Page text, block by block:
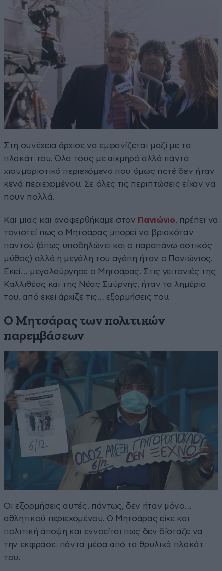
Στη συνέχεια άρχισε να εμφανίζεται μαζί με τα
πλακάτ του. Όλα τους με αιχμηρό αλλά πάντα
χιουμοριστικό περιεχόμενο που όμως ποτέ δεν ήταν
κενά περιεχομένου. Σε όλες τις περιπτώσεις είχαν να
πουν πολλά.
Και μιας και αναφερθήκαμε στον Πανιώνιο, πρέπει να
τονιστεί πως ο Μητσάρας μπορεί να βρισκόταν
παντού (όπως υποδηλώνει και ο παραπάνω αστικός
μύθος) αλλά η μεγάλη του αγάπη ήταν ο Πανιώνιος.
Εκεί… μεγαλούργησε ο Μητσάρας. Στις γειτονιές της
Καλλιθέας και της Νέας Σμύρνης, ήταν τα λημέρια
του, από εκεί άρχιζε τις… εξορμήσεις του.
Ο Μητσάρας των πολιτικών
παρεμβάσεων
Οι εξορμήσεις αυτές, πάντως, δεν ήταν μόνο…
αθλητικού περιεχομένου. Ο Μητσάρας είχε και
πολιτική άποψη και εννοείται πως δεν δίσταζε να
την εκφράσει πάντα μέσα από τα θρυλικά πλακάτ
του.